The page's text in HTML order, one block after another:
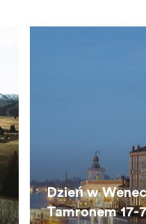
Dzień w
Tamronem 17-